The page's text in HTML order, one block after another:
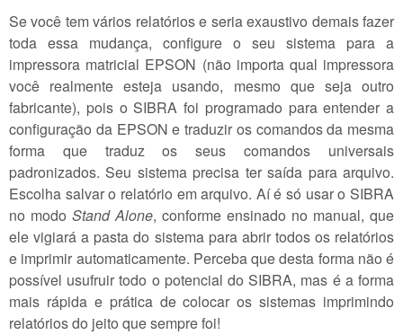
Se você tem vários relatórios e seria exaustivo demais fazer
toda essa mudança, configure o seu sistema para a
impressora matricial EPSON (não importa qual impressora
você realmente esteja usando, mesmo que seja outro
fabricante), pois o SIBRA foi programado para entender a
configuração da EPSON e traduzir os comandos da mesma
forma que traduz os seus comandos universais
padronizados. Seu sistema precisa ter saída para arquivo.
Escolha salvar o relatório em arquivo. Aí é só usar o SIBRA
no modo Stand Alone, conforme ensinado no manual, que
ele vigiará a pasta do sistema para abrir todos os relatórios
e imprimir automaticamente. Perceba que desta forma não é
possível usufruir todo o potencial do SIBRA, mas é a forma
mais rápida e prática de colocar os sistemas imprimindo
relatórios do jeito que sempre foi!